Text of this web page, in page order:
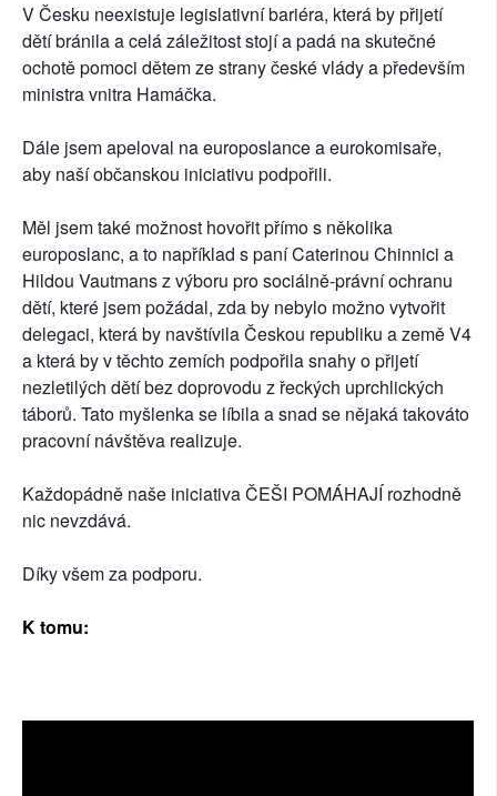
V Česku neexistuje legislativní bariéra, která by přijetí
dětí bránila a celá záležitost stojí a padá na skutečné
ochotě pomoci dětem ze strany české vlády a především
ministra vnitra Hamáčka.
Dále jsem apeloval na europoslance a eurokomisaře,
aby naší občanskou iniciativu podpořili.
Měl jsem také možnost hovořit přímo s několika
europoslanc, a to například s paní Caterinou Chinnici a
Hildou Vautmans z výboru pro sociálně-právní ochranu
dětí, které jsem požádal, zda by nebylo možno vytvořit
delegaci, která by navštívila Českou republiku a země V4
a která by v těchto zemích podpořila snahy o přijetí
nezletilých dětí bez doprovodu z řeckých uprchlických
táborů. Tato myšlenka se líbila a snad se nějaká takováto
pracovní návštěva realizuje.
Každopádně naše iniciativa ČEŠI POMÁHAJÍ rozhodně
nic nevzdává.
Díky všem za podporu.
K tomu:
OMU